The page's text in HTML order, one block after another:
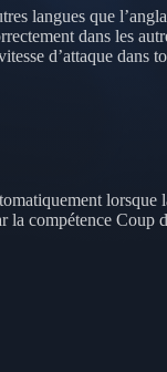
langues que
dans les
d’attaque dans
lorsque
compétence Coup